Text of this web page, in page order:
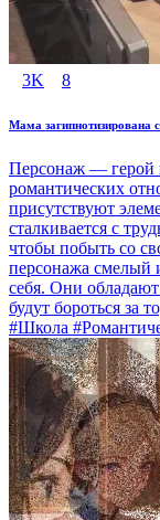
3K 8
Мама загипнотизирована
Персонаж — герой
романтических
присутствуют
сталкивается с
чтобы побыть со
персонажа смелый
себя. Они
будут бороться за
#Школа